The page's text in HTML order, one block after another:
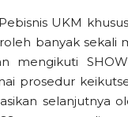
UKM
banyak sekali
mengikuti
prosedur
selanjutnya